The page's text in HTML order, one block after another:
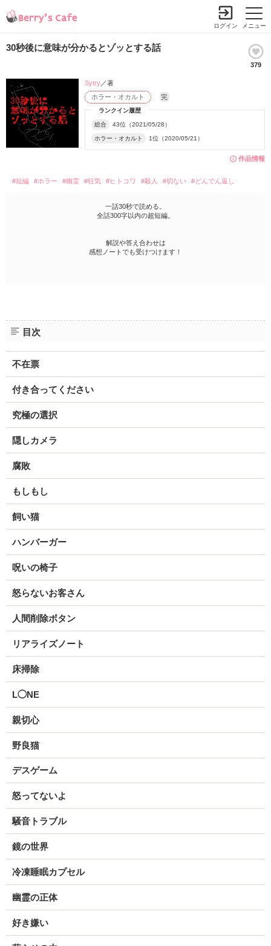
メニュー
ログイン
30秒後に意味が分かるとゾッとする話
379
作品情報
ランクイン履歴
総合 43位（2021/05/28）
ホラー・オカルト 1位（2020/05/21）
ホラー・オカルト 完
Sytry／著
#短編 #ホラー #幽霊 #狂気 #ヒトコワ #殺人 #切ない #どんでん返し
一話30秒で読める。
全話300字以内の超短編。
解説や答え合わせは
感想ノートでも受けつけます！
目次
不在票
付き合ってください
究極の選択
隠しカメラ
腐敗
もしもし
飼い猫
ハンバーガー
呪いの椅子
怒らないお客さん
人間削除ボタン
リアライズノート
床掃除
L◯NE
親切心
野良猫
デスゲーム
怒ってないよ
騒音トラブル
鏡の世界
冷凍睡眠カプセル
幽霊の正体
好き嫌い